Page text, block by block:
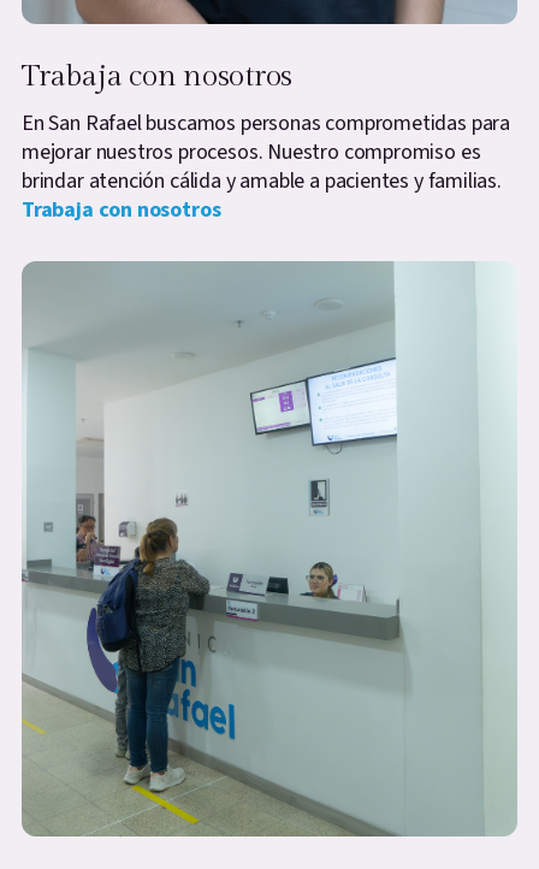
Trabaja con nosotros
En San Rafael buscamos personas comprometidas para
mejorar nuestros procesos. Nuestro compromiso es
brindar atención cálida y amable a pacientes y familias.
Trabaja con nosotros